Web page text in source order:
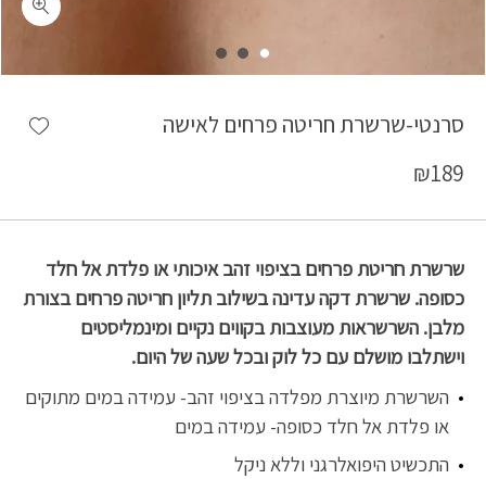
סרנטי-שרשרת חריטה פרחים לאישה
₪189
שרשרת חריטת פרחים בציפוי זהב איכותי או פלדת אל חלד
כסופה. שרשרת דקה עדינה בשילוב תליון חריטה פרחים בצורת
מלבן. השרשראות מעוצבות בקווים נקיים ומינמליסטים
וישתלבו מושלם עם כל לוק ובכל שעה של היום.
השרשרת מיוצרת מפלדה בציפוי זהב- עמידה במים מתוקים
או פלדת אל חלד כסופה- עמידה במים
התכשיט היפואלרגני וללא ניקל